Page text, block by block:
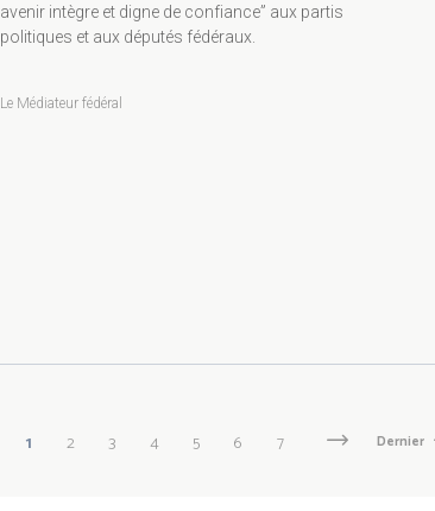
avenir intègre et digne de confiance” aux partis
politiques et aux députés fédéraux.
Le Médiateur fédéral
Page
1 Page
2 Page
3 Page
4 Page
5 Page
6 Page
7
Page
Next
Dernière
Dernier